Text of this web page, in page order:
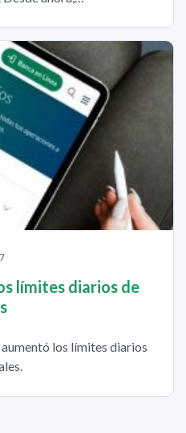
límites diarios de
los límites diarios